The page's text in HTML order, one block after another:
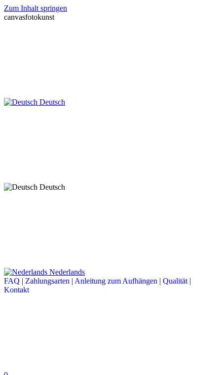
Zum Inhalt springen
canvasfotokunst
Deutsch
Deutsch
Nederlands
FAQ | Zahlungsarten | Anleitung zum Aufhängen | Qualität |
Kontakt